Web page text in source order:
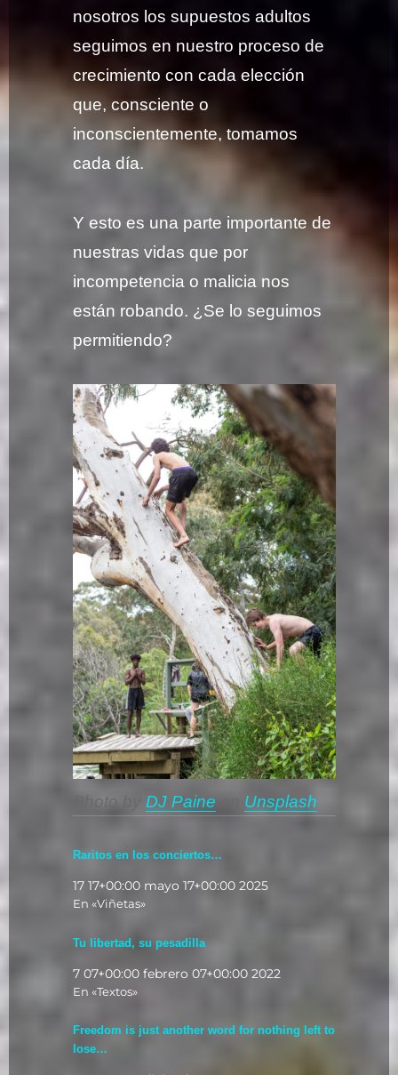
nosotros los supuestos adultos
seguimos en nuestro proceso de
crecimiento con cada elección
que, consciente o
inconscientemente, tomamos
cada día.
Y esto es una parte importante de
nuestras vidas que por
incompetencia o malicia nos
están robando. ¿Se lo seguimos
permitiendo?
Photo by DJ Paine Unsplash
Raritos en los conciertos…
17 17+00:00 mayo 17+00:00 2025
En «Viñetas»
Tu libertad, su pesadilla
7 07+00:00 febrero 07+00:00 2022
En «Textos»
Freedom is just another word for nothing left to
lose…